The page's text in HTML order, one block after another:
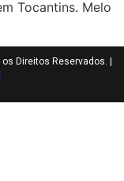
Tocantins. Melo
Direitos Reservados. |